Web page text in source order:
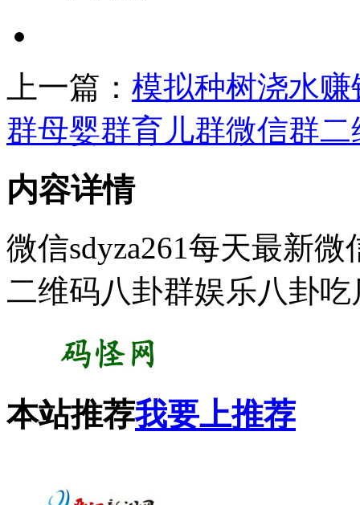
上一篇： 模拟种树浇水赚
群母婴群育儿群微信群
内容详情
微信sdyza261每天最新
二维码八卦群娱乐八卦
本站推荐我要上推荐